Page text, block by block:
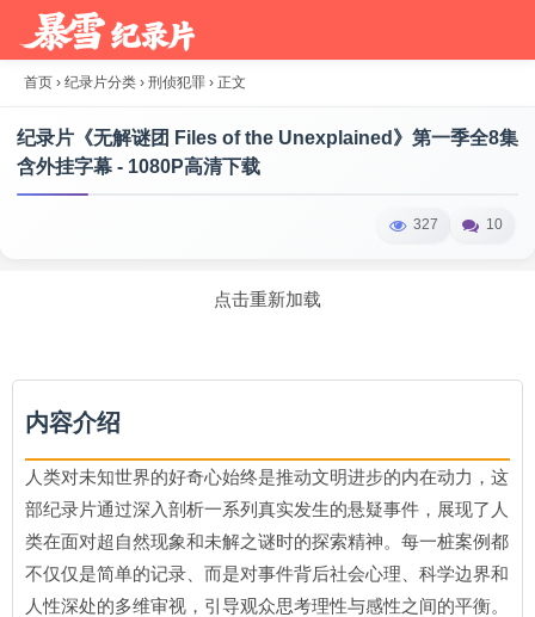
首页 › 纪录片分类 › 刑侦犯罪 › 正文
纪录片《无解谜团 Files of the Unexplained》第一季全8集
含外挂字幕 - 1080P高清下载
327 10
点击重新加载
内容介绍
人类对未知世界的好奇心始终是推动文明进步的内在动力，这
部纪录片通过深入剖析一系列真实发生的悬疑事件，展现了人
类在面对超自然现象和未解之谜时的探索精神。每一桩案例都
不仅仅是简单的记录、而是对事件背后社会心理、科学边界和
人性深处的多维审视，引导观众思考理性与感性之间的平衡。